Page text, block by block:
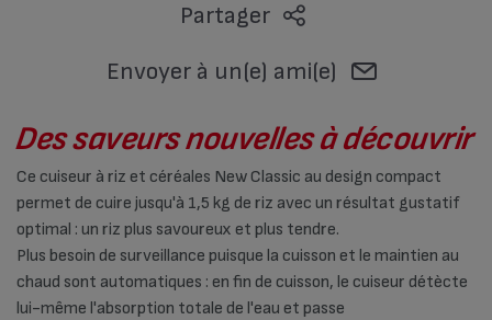
Partager
Envoyer à un(e) ami(e)
Des saveurs nouvelles à découvrir
Ce cuiseur à riz et céréales New Classic au design compact
permet de cuire jusqu'à 1,5 kg de riz avec un résultat gustatif
optimal : un riz plus savoureux et plus tendre.
Plus besoin de surveillance puisque la cuisson et le maintien au
chaud sont automatiques : en fin de cuisson, le cuiseur détècte
lui-même l'absorption totale de l'eau et passe